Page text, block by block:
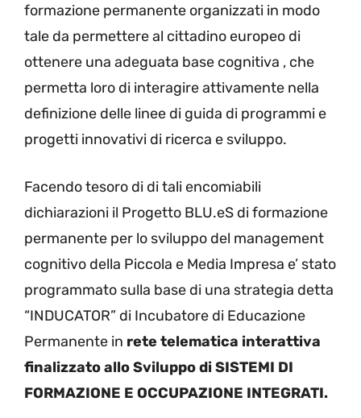
formazione permanente organizzati in modo
tale da permettere al cittadino europeo di
ottenere una adeguata base cognitiva , che
permetta loro di interagire attivamente nella
definizione delle linee di guida di programmi e
progetti innovativi di ricerca e sviluppo.
Facendo tesoro di di tali encomiabili
dichiarazioni il Progetto BLU.eS di formazione
permanente per lo sviluppo del management
cognitivo della Piccola e Media Impresa e’ stato
programmato sulla base di una strategia detta
“INDUCATOR” di Incubatore di Educazione
Permanente in rete telematica interattiva
finalizzato allo Sviluppo di SISTEMI DI
FORMAZIONE E OCCUPAZIONE INTEGRATI.